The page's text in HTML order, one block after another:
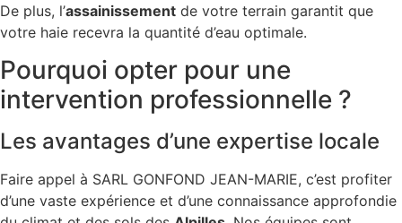
De plus, l’assainissement de votre terrain garantit que
votre haie recevra la quantité d’eau optimale.
Pourquoi opter pour une
intervention professionnelle ?
Les avantages d’une expertise locale
Faire appel à SARL GONFOND JEAN-MARIE, c’est profiter
d’une vaste expérience et d’une connaissance approfondie